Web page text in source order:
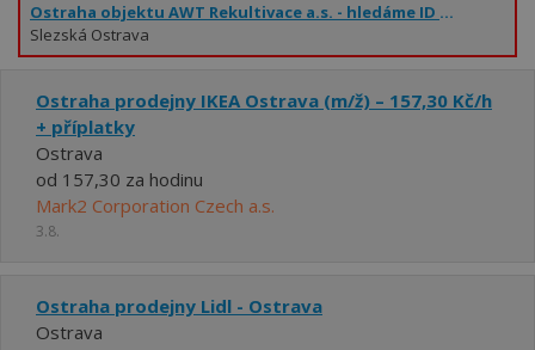
Ostraha objektu AWT Rekultivace a.s. - hledáme ID na HPP, ŘP výhodou
Slezská Ostrava
Ostraha prodejny IKEA Ostrava (m/ž) – 157,30 Kč/h
+ příplatky
Ostrava
od 157,30 za hodinu
Mark2 Corporation Czech a.s.
3.8.
Ostraha prodejny Lidl - Ostrava
Ostrava